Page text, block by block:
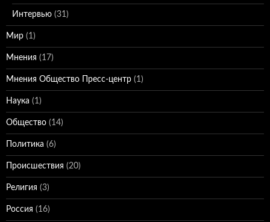
Интервью (31)
Мир (1)
Мнения (17)
Мнения Общество Пресс-центр (1)
Наука (1)
Общество (14)
Политика (6)
Происшествия (20)
Религия (3)
Россия (16)